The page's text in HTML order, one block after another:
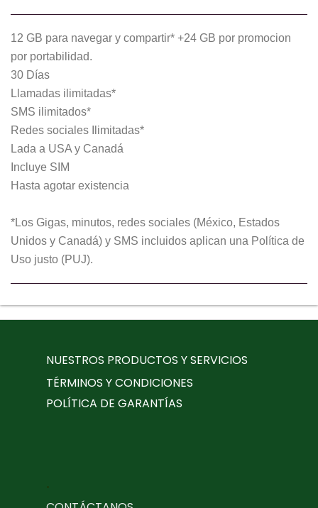
12 GB para navegar y compartir* +24 GB por promocion
por portabilidad.
30 Días
Llamadas ilimitadas*
SMS ilimitados*
Redes sociales Ilimitadas*
Lada a USA y Canadá
Incluye SIM
Hasta agotar existencia
*Los Gigas, minutos, redes sociales (México, Estados
Unidos y Canadá) y SMS incluidos aplican una Política de
Uso justo (PUJ).
NUESTROS PRODUCTOS Y SERVICIOS
TÉRMINOS Y CONDICIONES
POLÍTICA DE GARANTÍAS